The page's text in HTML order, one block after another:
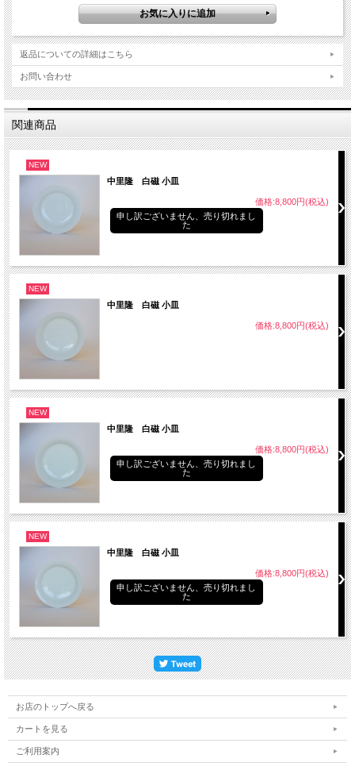
返品についての詳細はこちら
お問い合わせ
関連商品
NEW
中里隆 白磁 小皿
価格:8,800円(税込)
申し訳ございません、売り切れまし
た
NEW
中里隆 白磁 小皿
価格:8,800円(税込)
NEW
中里隆 白磁 小皿
価格:8,800円(税込)
申し訳ございません、売り切れまし
た
NEW
中里隆 白磁 小皿
価格:8,800円(税込)
申し訳ございません、売り切れまし
た
お店のトップへ戻る
カートを見る
ご利用案内